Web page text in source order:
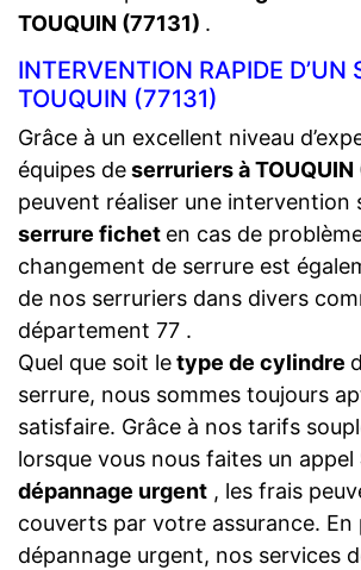
TOUQUIN (77131) .
INTERVENTION RAPIDE D’UN
TOUQUIN (77131)
Grâce à un excellent niveau
équipes deserruriers à TOUQUIN
peuvent réaliser une intervention
serrure fichet en cas de
changement de serrure est
de nos serruriers dans divers
département 77 .
Quel que soit letype de cylindre
serrure, nous sommes toujours
satisfaire. Grâce à nos tarifs
lorsque vous nous faites un appel
dépannage urgent , les frais
couverts par votre assurance. En
dépannage urgent, nos services